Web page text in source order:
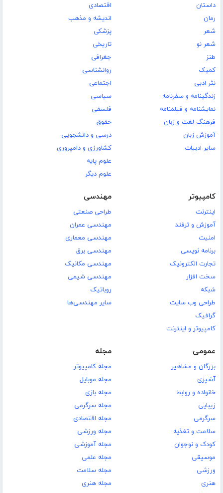
داستان
رمان
شعر
شعر نو
طنز
کمیک
نثر ادبی
زندگینامه و سفرنامه
نمایشنامه و فیلمنامه
فرهنگ لغت و زبان
آموزش زبان
سایر ادبیات
اقتصادی
اندیشه و مذهب
پزشکی
تاریخی
جغرافی
روانشناسی
اجتماعی
سیاسی
فلسفی
حقوق
درسی و دانشجویی
کشاورزی و دامپروری
علوم پایه
علوم دیگر
کامپیوتر
اینترنت
آموزش و ترفند
امنیت
برنامه نویسی
تجارت الکترونیک
سخت افزار
شبکه
طراحی وب سایت
گرافیک
کامپیوتر و اینترنت
مهندسی
طراحی صنعتی
مهندسی عمران
مهندسی معماری
مهندسی برق
مهندسی مکانیک
مهندسی شیمی
روباتیک
سایر مهندسی‌ها
عمومی
بزرگان و مشاهیر
آشپزی
خانواده و روابط
زیبایی
سرگرمی
سلامت و تغذیه
کودک و نوجوان
موسیقی
ورزشی
هنری
مجله
مجله کامپیوتر
مجله موبایل
مجله بازی
مجله سرگرمی
مجله اقتصادی
مجله ورزشی
مجله آموزشی
مجله علمی
مجله سلامت
مجله هنری